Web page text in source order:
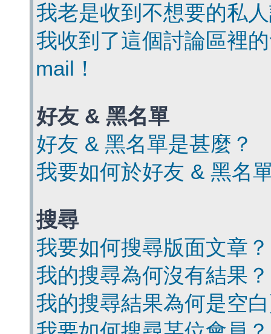
我老是收到不想要的私
我收到了這個討論區裡
mail！
好友 & 黑名單
好友 & 黑名單是甚麼？
我要如何於好友 & 黑名
搜尋
我要如何搜尋版面文章？
我的搜尋為何沒有結果？
我的搜尋結果為何是空